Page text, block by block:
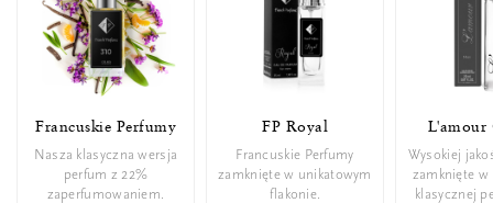
Francuskie Perfumy
Nasza klasyczna wersja
perfum z 22%
zaperfumowaniem.
FP Royal
Francuskie Perfumy
zamknięte w unikatowym
flakonie.
L'amour
Wysokiej
zamknięte w
klasycznej